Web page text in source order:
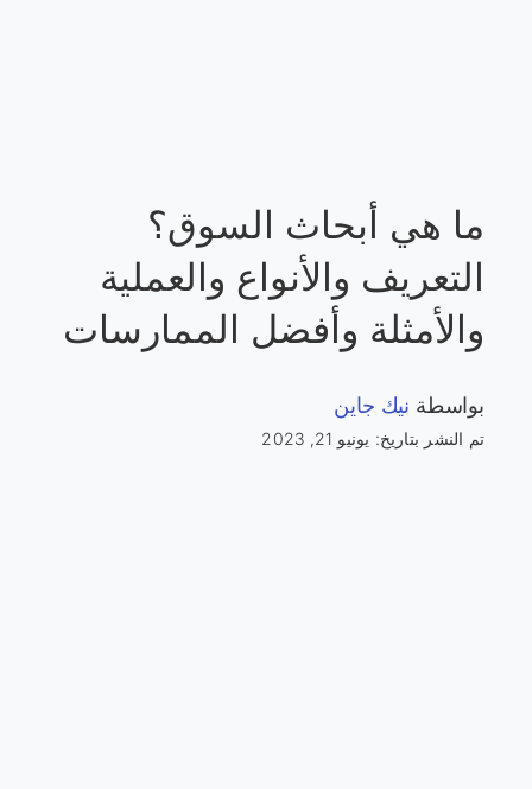
ما هي أبحاث السوق؟
التعريف والأنواع والعملية
والأمثلة وأفضل الممارسات
بواسطة نيك جاين
تم النشر بتاريخ: يونيو 21, 2023